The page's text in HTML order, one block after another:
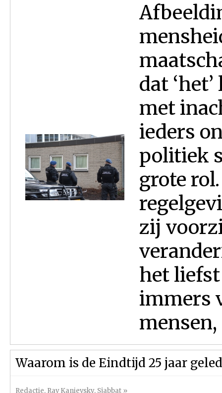
dat
met
ieders
politiek
grote
zij
het liefst
immers
mensen,
Waarom is de Eindtijd 25 jaar
Redactie, Rav Kanievsky, Sjabbat »